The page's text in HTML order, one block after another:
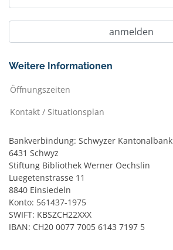
Weitere Informationen
Öffnungszeiten
Kontakt / Situationsplan
Bankverbindung: Schwyzer Kantonalbank
6431 Schwyz
Stiftung Bibliothek Werner Oechslin
Luegetenstrasse 11
8840 Einsiedeln
Konto: 561437-1975
SWIFT: KBSZCH22XXX
IBAN: CH20 0077 7005 6143 7197 5